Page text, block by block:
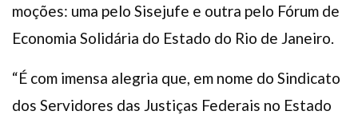
moções: uma pelo Sisejufe e outra pelo Fórum de
Economia Solidária do Estado do Rio de Janeiro.
“É com imensa alegria que, em nome do Sindicato
dos Servidores das Justiças Federais no Estado